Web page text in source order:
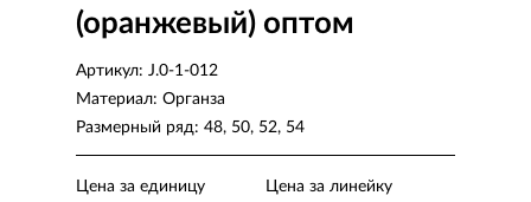
(оранжевый) оптом
Артикул: J.0-1-012
Материал: Органза
Размерный ряд: 48, 50, 52, 54
Цена за единицу Цена за линейку